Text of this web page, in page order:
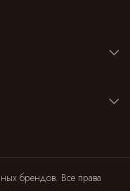
брендов. Все права